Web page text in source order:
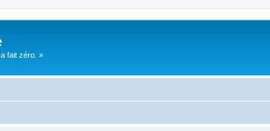
fait zéro. »